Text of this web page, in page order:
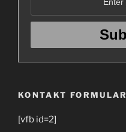
KONTAKT FORMULAR
[vfb id=2]